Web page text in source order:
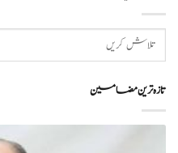
تازہ ترین مضامین